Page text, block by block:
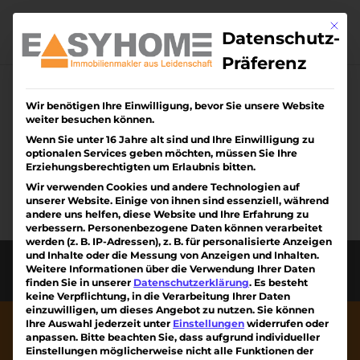
content
Keine Ergebnisse
gefunden
Die angefragte Seite konnte nicht gefunden
werden. Verfeinern Sie Ihre Suche oder
verwenden Sie die Navigation oben, um den
Beitrag zu finden.
Diese Webseite wurde erstellt von Kreativiteam
am Kaiserstuhl mit ❤
Mit
Datenschutz-
Präferenz
Wir benötigen Ihre Einwilligung, bevor Sie unsere Website
weiter besuchen können.
Wenn Sie unter 16 Jahre alt sind und Ihre Einwilligung zu
optionalen Services geben möchten, müssen Sie Ihre
Erziehungsberechtigten um Erlaubnis bitten.
Wir verwenden Cookies und andere Technologien auf
unserer Website. Einige von ihnen sind essenziell, während
andere uns helfen, diese Website und Ihre Erfahrung zu
verbessern. Personenbezogene Daten können verarbeitet
werden (z. B. IP-Adressen), z. B. für personalisierte Anzeigen
und Inhalte oder die Messung von Anzeigen und Inhalten.
Weitere Informationen über die Verwendung Ihrer Daten
finden Sie in unserer Datenschutzerklärung. Es besteht
keine Verpflichtung, in die Verarbeitung Ihrer Daten
einzuwilligen, um dieses Angebot zu nutzen. Sie können
Ihre Auswahl jederzeit unter Einstellungen widerrufen oder
anpassen. Bitte beachten Sie, dass aufgrund individueller
Einstellungen möglicherweise nicht alle Funktionen der